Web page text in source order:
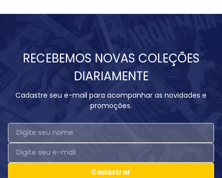
RECEBEMOS NOVAS COLEÇÕES
DIARIAMENTE
Cadastre seu e-mail para acompanhar as novidades e
promoções.
Cadastrar